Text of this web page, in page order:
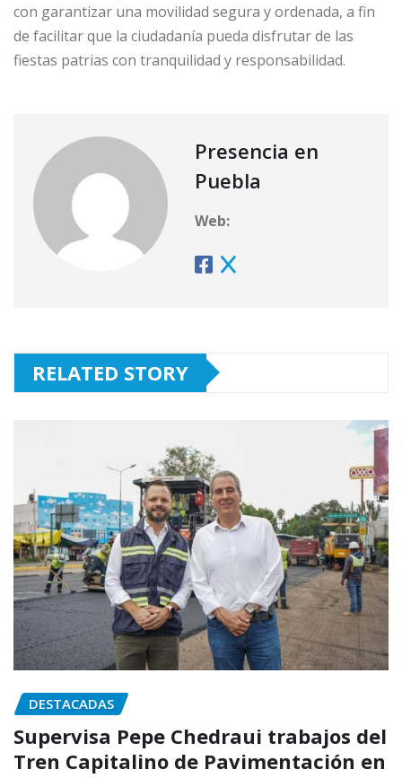
con garantizar una movilidad segura y ordenada, a fin
de facilitar que la ciudadanía pueda disfrutar de las
fiestas patrias con tranquilidad y responsabilidad.
Presencia en
Puebla
Web:
RELATED STORY
DESTACADAS
Supervisa Pepe Chedraui trabajos del
Tren Capitalino de Pavimentación en